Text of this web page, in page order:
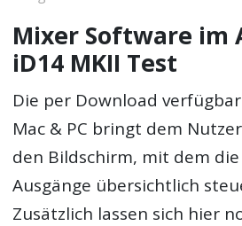
Mixer Software im
iD14 MKII Test
Die per Download
Mac & PC bringt dem
den Bildschirm, mit dem
Ausgänge übersichtlich
Zusätzlich lassen sich hier